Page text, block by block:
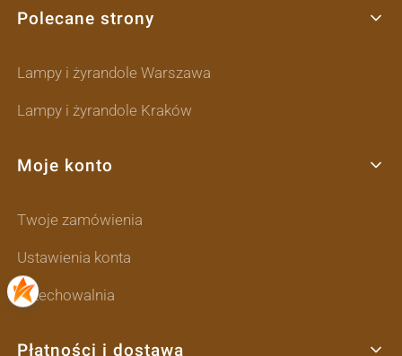
Polecane strony
Lampy i żyrandole Warszawa
Lampy i żyrandole Kraków
Moje konto
Twoje zamówienia
Ustawienia konta
Przechowalnia
Płatności i dostawa